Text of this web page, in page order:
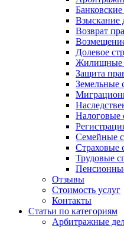
Взыскание
Возврат
Долевое
Жилищные
Защита
Земельные
Налоговые
Семейные
Страховые
Трудовые
Отзывы
Стоимость услуг
Контакты
Статьи по категориям
Арбитражные